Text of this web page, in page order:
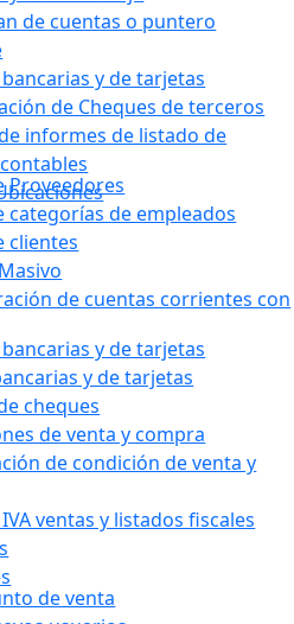
de cuentas o puntero
y de tarjetas
de Cheques de terceros
informes de listado de
Proveedores
categorías de empleados
clientes
de cuentas corrientes con
y de tarjetas
y de tarjetas
cheques
de venta y compra
de condición de venta y
ventas y listados fiscales
de venta